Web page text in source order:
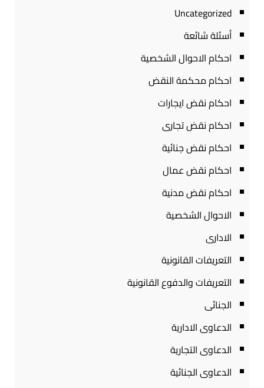
Uncategorized
أسئلة شائعة
احكام الاحوال الشخصية
احكام محكمة النقض
احكام نقض ايجارات
احكام نقض تجارى
احكام نقض جنائية
احكام نقض عمال
احكام نقض مدنية
الاحوال الشخصية
الادارى
التعريفات القانونية
التعريفات والدفوع القانونية
الجنائى
الدعاوى الادارية
الدعاوى التجارية
الدعاوى الجنائية